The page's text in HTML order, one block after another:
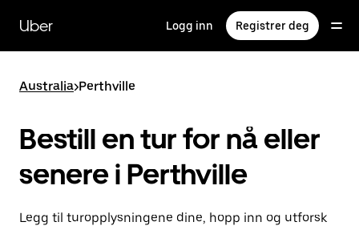
hovedinnholdet
Uber Logg inn Registrer deg
Australia>Perthville
Bestill en tur for nå eller
senere i Perthville
Legg til turopplysningene dine, hopp inn og utforsk